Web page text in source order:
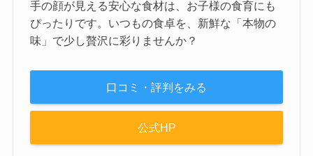
手の顔が見える安心な食材は、お子様の食育にも
ぴったりです。いつもの食卓を、新鮮な「本物の
味」で少し贅沢に彩りませんか？
口コミ・評判をみる
公式HP